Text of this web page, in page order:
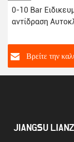
Προηγμένη
Αυτοκλαβής
Βρείτε την
JIANGSU